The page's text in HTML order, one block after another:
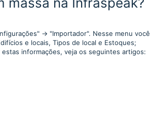
→ "Importador". Nesse menu você
e locais, Tipos de local e Estoques;
informações, veja os seguintes artigos: